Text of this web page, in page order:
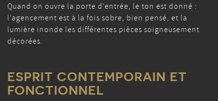
Quand on ouvre la porte d’entrée, le ton est donné :
l’agencement est à la fois sobre, bien pensé, et la
lumière inonde les différentes pièces soigneusement
décorées.
ESPRIT CONTEMPORAIN ET
FONCTIONNEL